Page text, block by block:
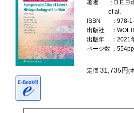
著者
：
et al.
ISBN
：978-
出版社
：
出版年
：2021
ページ数 ：554pp.
定価31,735円(